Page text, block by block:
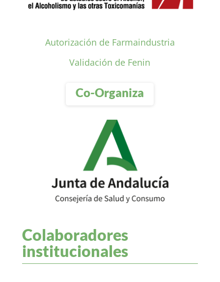
Autorización de Farmaindustria
Validación de Fenin
Co-Organiza
Colaboradores
institucionales